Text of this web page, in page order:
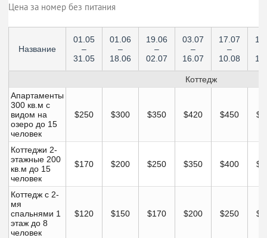
Цена за номер без питания
Название
01.05
–
31.05
01.06
–
18.06
19.06
–
02.07
03.07
–
16.07
17.07
–
10.08
Коттедж
Апартаменты
300 кв.м с
видом на
озеро до 15
человек
$250 $300 $350 $420 $450
Коттеджи 2-
этажные 200
кв.м до 15
человек
$170 $200 $250 $350 $400
Коттедж с 2-
мя
спальнями 1
этаж до 8
человек
$120 $150 $170 $200 $250